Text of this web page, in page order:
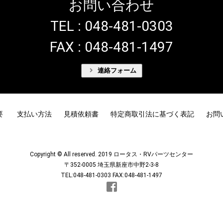
お問い合わせ
TEL : 048-481-0303
FAX : 048-481-1497
連絡フォーム
支払い方法 見積依頼書 特定商取引法に基づく表記 お問
Copyright © All reserved. 2019 ロータス・RVパーツセンター
〒352-0005 埼玉県新座市中野2-3-8
TEL:048-481-0303 FAX:048-481-1497